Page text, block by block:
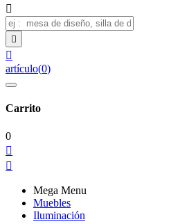



artículo(0)
Carrito
0


Mega Menu
Muebles
Iluminación